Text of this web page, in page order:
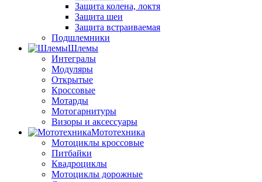
Защита колена, локтя
Защита шеи
Защита встраиваемая
Подшлемники
Шлемы
Интегралы
Модуляры
Открытые
Кроссовые
Мотарды
Мотогарнитуры
Визоры и аксессуары
Мототехника
Мотоциклы кроссовые
Питбайки
Квадроциклы
Мотоциклы дорожные